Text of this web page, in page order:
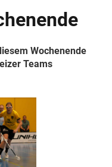
Wochenende
Teams